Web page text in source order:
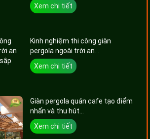
Xem chi tiết
Kinh nghiệm thi công giàn
pergola ngoài trời an...
Xem chi tiết
Giàn pergola quán cafe tạo điểm
nhấn và thu hút...
Xem chi tiết